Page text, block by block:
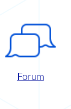
Forum